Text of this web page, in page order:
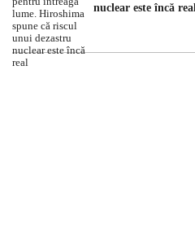
nuclear este încă real